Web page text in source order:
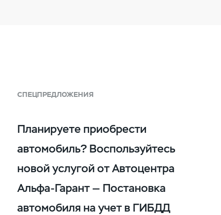
СПЕЦПРЕДЛОЖЕНИЯ
Планируете приобрести
автомобиль? Воспользуйтесь
новой услугой от Автоцентра
Альфа-Гарант — Постановка
автомобиля на учет в ГИБДД